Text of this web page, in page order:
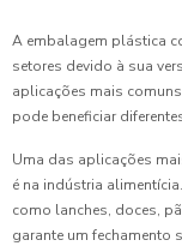
A embalagem plástica
setores devido à sua
aplicações mais
pode beneficiar
Uma das aplicações
é na indústria
como lanches, doces,
garante um fechamento